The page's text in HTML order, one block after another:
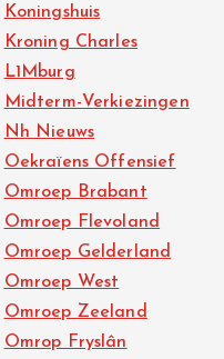
Koningshuis
Kroning Charles
L1Mburg
Midterm-Verkiezingen
Nh Nieuws
Oekraïens Offensief
Omroep Brabant
Omroep Flevoland
Omroep Gelderland
Omroep West
Omroep Zeeland
Omrop Fryslân